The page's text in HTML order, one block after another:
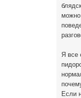
можно
Я все
Если